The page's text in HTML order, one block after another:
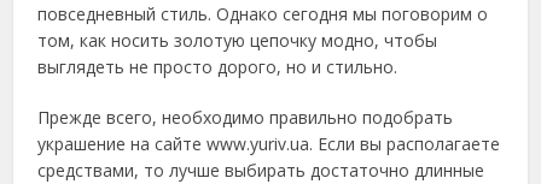
повседневный стиль. Однако сегодня мы поговорим о
том, как носить золотую цепочку модно, чтобы
выглядеть не просто дорого, но и стильно.
Прежде всего, необходимо правильно подобрать
украшение на сайте www.yuriv.ua. Если вы располагаете
средствами, то лучше выбирать достаточно длинные